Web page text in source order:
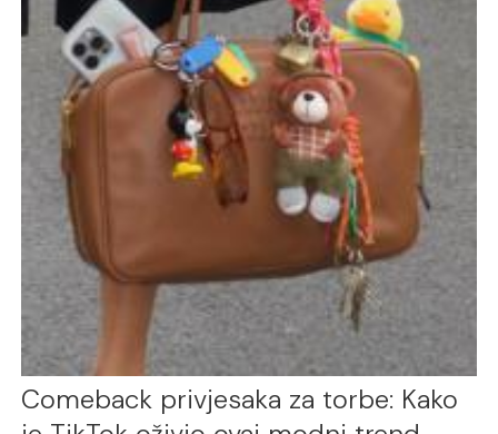
Comeback privjesaka za torbe: Kako